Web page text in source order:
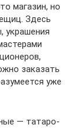
магазин, но
Здесь
украшения
заказать
уже
— татаро-